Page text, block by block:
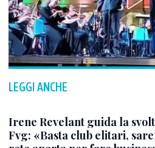
LEGGI ANCHE
Irene Revelant guida la
Fvg: «Basta club elitari,